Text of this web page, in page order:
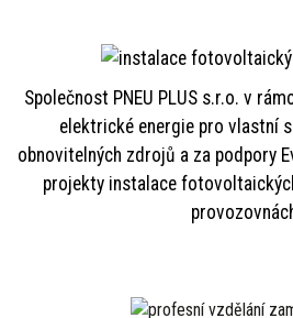
Společnost PNEU PLUS s.r.o. v
elektrické energie pro vlastní
obnovitelných zdrojů a za podpory
projekty instalace